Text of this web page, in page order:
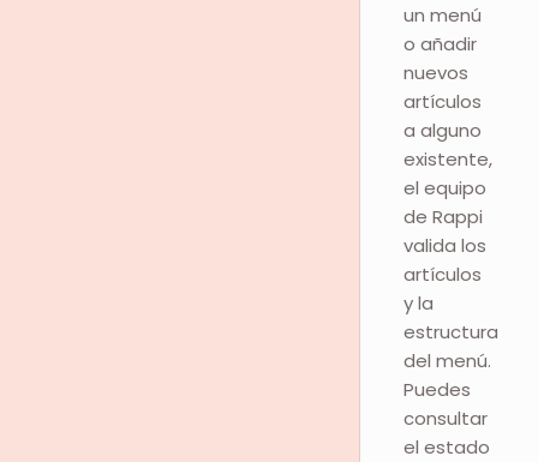
un menú
o añadir
nuevos
artículos
a alguno
existente,
el equipo
de Rappi
valida los
artículos
y la
estructura
del menú.
Puedes
consultar
el estado